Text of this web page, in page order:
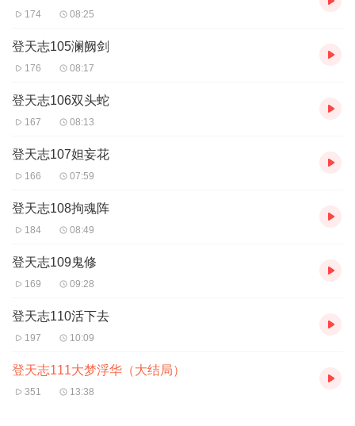
174 08:25
登天志105澜阙剑
176 08:17
登天志106双头蛇
167 08:13
登天志107妲妄花
166 07:59
登天志108拘魂阵
184 08:49
登天志109鬼修
169 09:28
登天志110活下去
197 10:09
登天志111大梦浮华（大结局）
351 13:38